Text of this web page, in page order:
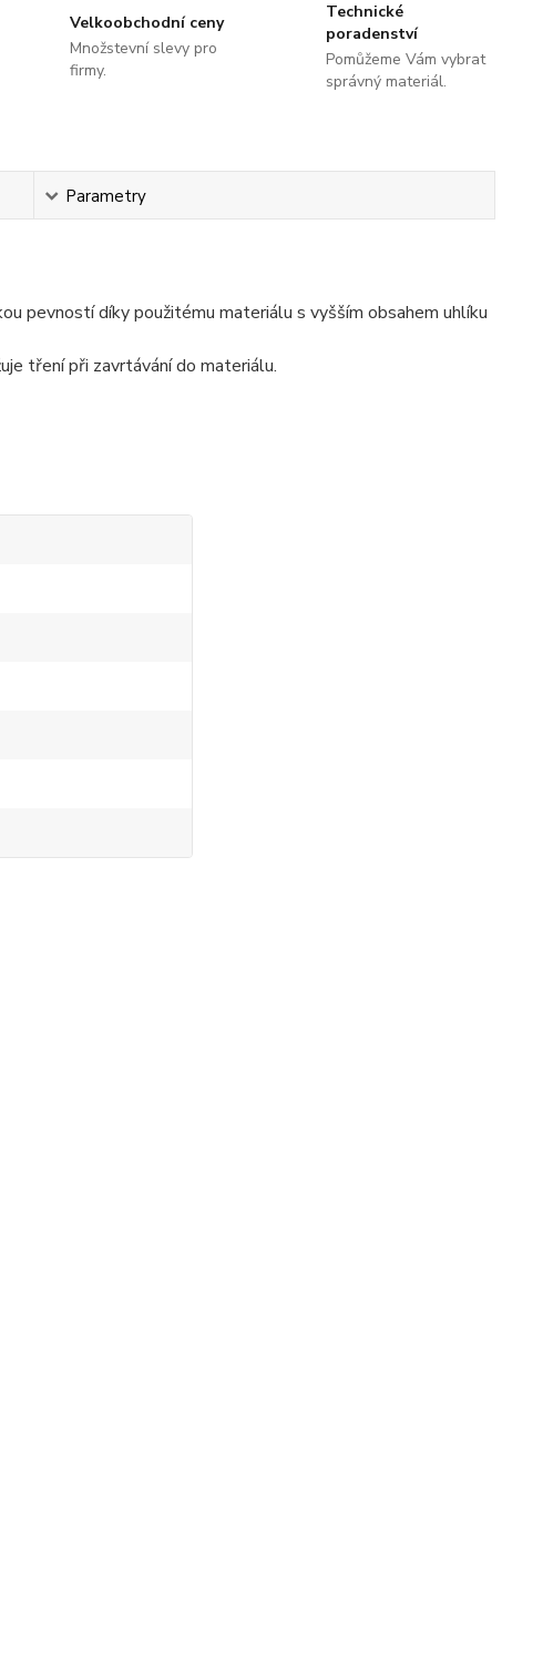
Velkoobchodní ceny
Množstevní slevy pro
firmy.
Technické
poradenství
Pomůžeme Vám vybrat
správný materiál.
Parametry
pevností díky použitému materiálu s vyšším obsahem uhlíku
tření při zavrtávání do materiálu.